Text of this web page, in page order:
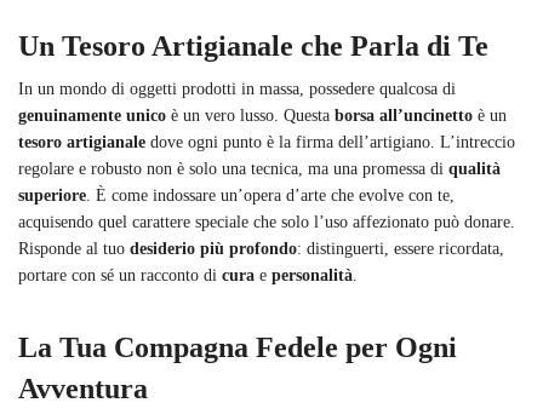
Un Tesoro Artigianale che Parla di Te
In un mondo di oggetti prodotti in massa, possedere qualcosa di
genuinamente unico è un vero lusso. Questa borsa all’uncinetto è un
tesoro artigianale dove ogni punto è la firma dell’artigiano. L’intreccio
regolare e robusto non è solo una tecnica, ma una promessa di qualità
superiore . È come indossare un’opera d’arte che evolve con te,
acquisendo quel carattere speciale che solo l’uso affezionato può donare.
Risponde al tuo desiderio più profondo: distinguerti, essere ricordata,
portare con sé un racconto di cura e personalità
La Tua Compagna Fedele per Ogni
Avventura